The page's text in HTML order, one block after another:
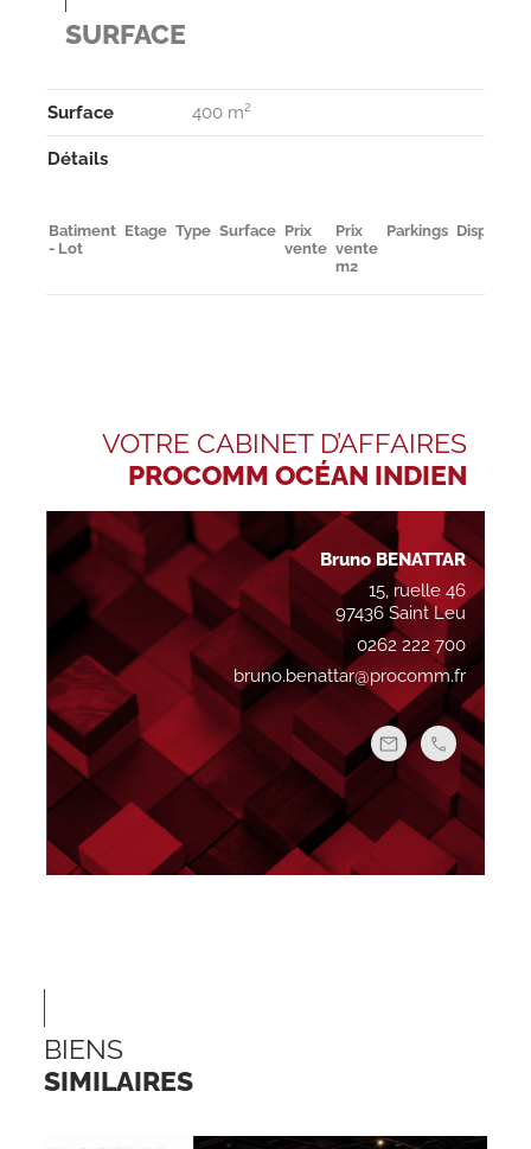
SURFACE
Surface 400 m²
Détails
Batiment
- Lot
Etage Type Surface Prix
vente
Prix
vente
m2
Parkings
VOTRE CABINET D’AFFAIRES
PROCOMM OCÉAN INDIEN
Bruno BENATTAR
15, ruelle 46
97436 Saint Leu
0262 222 700
bruno.benattar@procomm.fr
BIENS
SIMILAIRES